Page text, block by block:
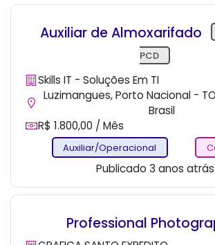
Auxiliar de Almoxarifado
PCD
Skills IT - Soluções Em TI
Luzimangues, Porto Nacional -
Brasil
R$ 1.800,00 / Mês
Auxiliar/Operacional
Publicado 3 anos atrás
Professional